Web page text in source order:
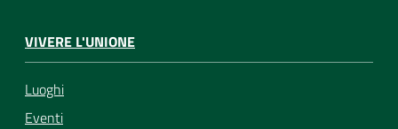
VIVERE L'UNIONE
Luoghi
Eventi